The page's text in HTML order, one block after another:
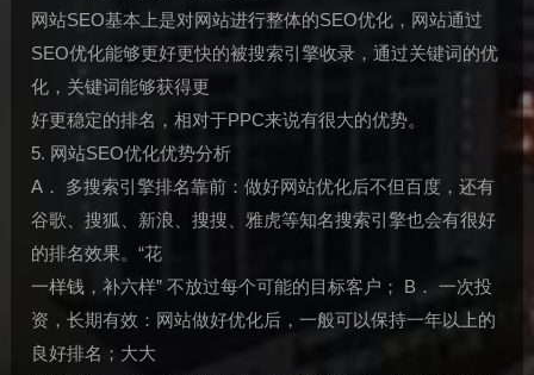
网站SEO基本上是对网站进行整体的SEO优化，网站通过
SEO优化能够更好更快的被搜索引擎收录，通过关键词的优
化，关键词能够获得更
好更稳定的排名，相对于PPC来说有很大的优势。
5. 网站SEO优化优势分析
A． 多搜索引擎排名靠前：做好网站优化后不但百度，还有
谷歌、搜狐、新浪、搜搜、雅虎等知名搜索引擎也会有很好
的排名效果。“花
一样钱，补六样” 不放过每个可能的目标客户； B． 一次投
资，长期有效：网站做好优化后，一般可以保持一年以上的
良好排名；大大